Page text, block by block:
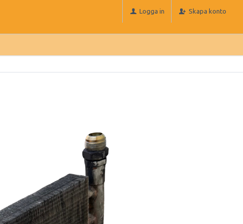
Logga in Skapa konto